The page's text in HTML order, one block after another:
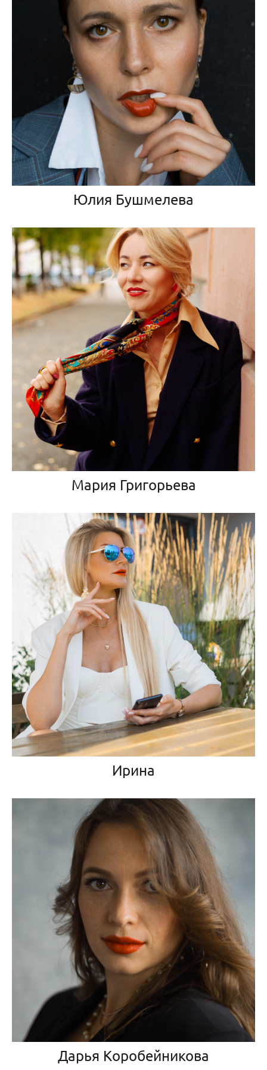
Юлия Бушмелева
Мария Григорьева
Ирина
Дарья Коробейникова